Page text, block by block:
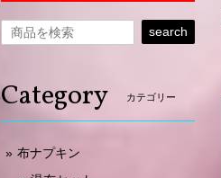
search
Category カテゴリー
布ナプキン